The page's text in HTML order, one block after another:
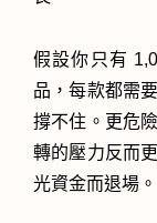
假設你只有
品，每款都需
撐不住。更危
轉的壓力反而
光資金而退場。